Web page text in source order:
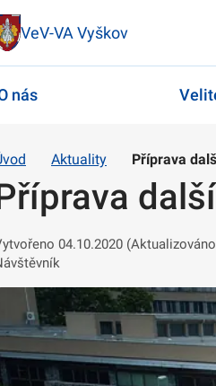
VeV-VA Vyškov
nás
Aktuality Příprava
04.10.2020